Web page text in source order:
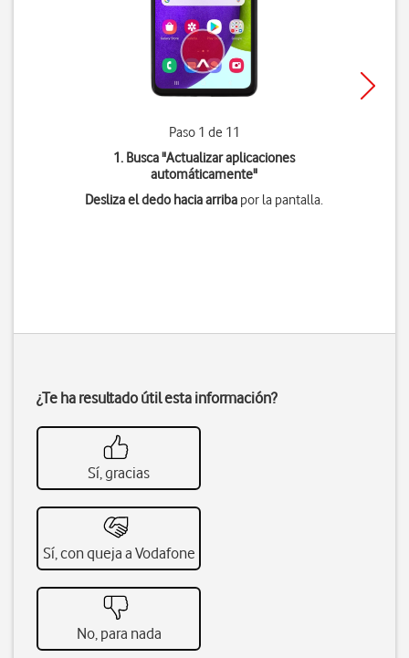
Paso 1 de 11
1. Busca "Actualizar aplicaciones
automáticamente"
Desliza el dedo hacia arriba por la pantalla.
¿Te ha resultado útil esta información?
Sí, gracias
Sí, con queja a Vodafone
No, para nada